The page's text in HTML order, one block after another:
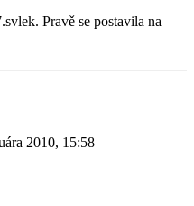
Pravě se postavila na
2010, 15:58